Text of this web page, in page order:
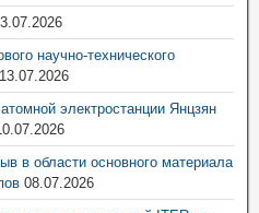
научно-технического
13.07.2026
электростанции Янцзян
в области основного материала
08.07.2026